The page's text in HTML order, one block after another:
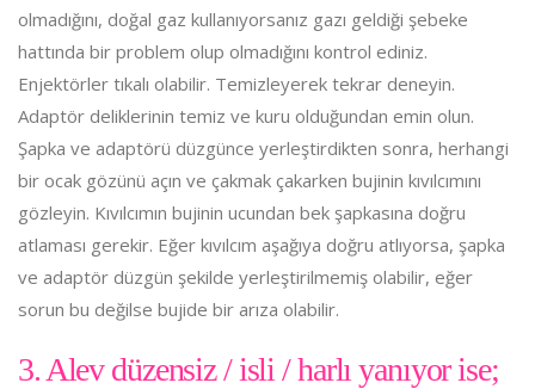
olmadığını, doğal gaz kullanıyorsanız gazı geldiği şebeke
hattında bir problem olup olmadığını kontrol ediniz.
Enjektörler tıkalı olabilir. Temizleyerek tekrar deneyin.
Adaptör deliklerinin temiz ve kuru olduğundan emin olun.
Şapka ve adaptörü düzgünce yerleştirdikten sonra, herhangi
bir ocak gözünü açın ve çakmak çakarken bujinin kıvılcımını
gözleyin. Kıvılcımın bujinin ucundan bek şapkasına doğru
atlaması gerekir. Eğer kıvılcım aşağıya doğru atlıyorsa, şapka
ve adaptör düzgün şekilde yerleştirilmemiş olabilir, eğer
sorun bu değilse bujide bir arıza olabilir.
3. Alev düzensiz / isli / harlı yanıyor ise;